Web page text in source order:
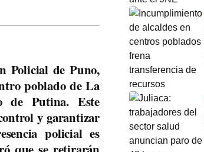
Policial de Puno,
poblado de La
de Putina. Este
y garantizar
policial es